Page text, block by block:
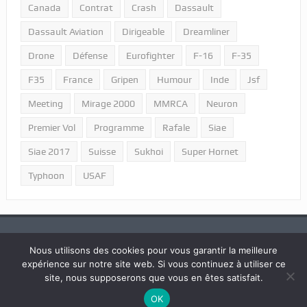
Canada Contrat Crash Dassault
Dassault Aviation Dirigeable Dreamliner
Drone Défense Eurofighter F-16 F-35
F35 France Gripen Humour Inde Jsf
Meeting Mirage 2000 MMRCA Neuron
Premier Vol Programme Rafale Siae
Siae 2017 Suisse Sukhoi Super Hornet
Typhoon USAF
2018 © Tous droits réservés "Portail Aviation - LPPA".
Nous utilisons des cookies pour vous garantir la meilleure
expérience sur notre site web. Si vous continuez à utiliser ce
site, nous supposerons que vous en êtes satisfait.
OK